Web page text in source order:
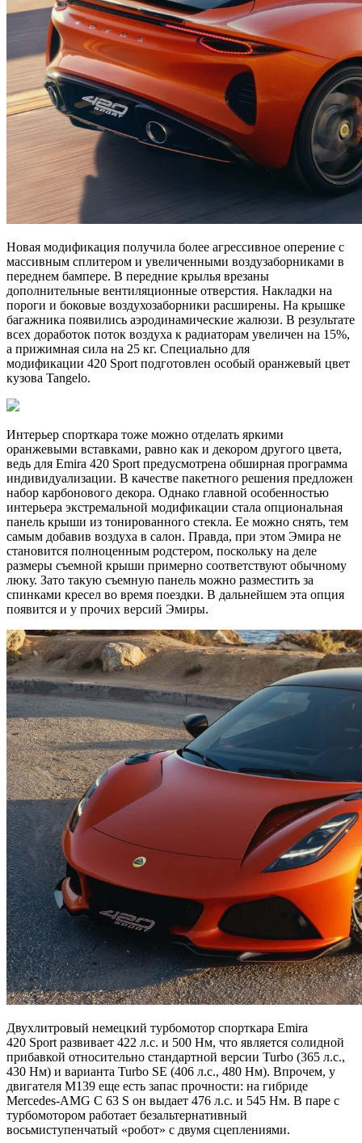
Новая модификация получила более агрессивное оперение с
массивным сплитером и увеличенными воздузаборниками в
переднем бампере. В передние крылья врезаны
дополнительные вентиляционные отверстия. Накладки на
пороги и боковые воздухозаборники расширены. На крышке
багажника появились аэродинамические жалюзи. В результате
всех доработок поток воздуха к радиаторам увеличен на 15%,
а прижимная сила на 25 кг. Специально для
модификации 420 Sport подготовлен особый оранжевый цвет
кузова Tangelo.
Интерьер спорткара тоже можно отделать яркими
оранжевыми вставками, равно как и декором другого цвета,
ведь для Emira 420 Sport предусмотрена обширная программа
индивидуализации. В качестве пакетного решения предложен
набор карбонового декора. Однако главной особенностью
интерьера экстремальной модификации стала опциональная
панель крыши из тонированного стекла. Ее можно снять, тем
самым добавив воздуха в салон. Правда, при этом Эмира не
становится полноценным родстером, поскольку на деле
размеры съемной крыши примерно соответствуют обычному
люку. Зато такую съемную панель можно разместить за
спинками кресел во время поездки. В дальнейшем эта опция
появится и у прочих версий Эмиры.
Двухлитровый немецкий турбомотор спорткара Emira
420 Sport развивает 422 л.с. и 500 Нм, что является солидной
прибавкой относительно стандартной версии Turbo (365 л.с.,
430 Нм) и варианта Turbo SE (406 л.с., 480 Нм). Впрочем, у
двигателя M139 еще есть запас прочности: на гибриде
Mercedes-AMG C 63 S он выдает 476 л.с. и 545 Нм. В паре с
турбомотором работает безальтернативный
восьмиступенчатый «робот» с двумя сцеплениями.